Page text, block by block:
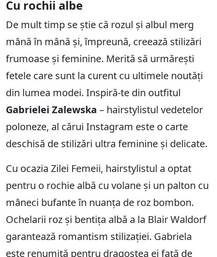
Cu rochii albe
De mult timp se știe că rozul și albul merg
mână în mână și, împreună, creează stilizări
frumoase și feminine. Merită să urmărești
fetele care sunt la curent cu ultimele noutăți
din lumea modei. Inspiră-te din outfitul
Gabrielei Zalewska – hairstylistul vedetelor
poloneze, al cărui Instagram este o carte
deschisă de stilizări ultra feminine și delicate.
Cu ocazia Zilei Femeii, hairstylistul a optat
pentru o rochie albă cu volane și un palton cu
mâneci bufante în nuanța de roz bombon.
Ochelarii roz și bentița albă a la Blair Waldorf
garantează romantism stilizației. Gabriela
este renumită pentru dragostea ei față de